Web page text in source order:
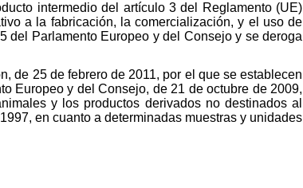
intermedio del artículo 3 del Reglamento (UE)
a la fabricación, la comercialización, y el uso de
del Parlamento Europeo y del Consejo y se deroga
de 25 de febrero de 2011, por el que se establecen
Europeo y del Consejo, de 21 de octubre de 2009,
y los productos derivados no destinados al
en cuanto a determinadas muestras y unidades